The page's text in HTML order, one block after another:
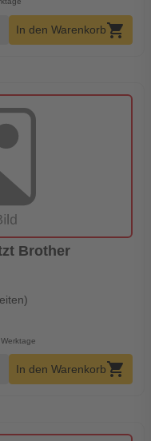
Menge
In den Warenkorbshopping_cart
Brother
Menge
In den Warenkorbshopping_cart